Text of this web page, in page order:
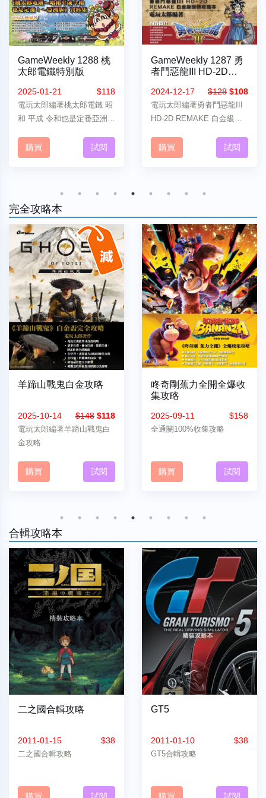
GameWeekly 1288 桃
太郎電鐵特別版
2025-01-21 $118
電玩太郎編著桃太郎電鐵 昭
和 平成 令和也是定番亞洲版
購買 試閱
GameWeekly 1287 勇
者鬥惡龍III HD-2D
2024-12-17 $128 $108
電玩太郎編著勇者鬥惡龍III
HD-2D REMAKE 白金級攻
購買 試閱
完全攻略本
羊蹄山戰鬼白金攻略
2025-10-14 $148 $118
電玩太郎編著羊蹄山戰鬼白
金攻略
購買 試閱
咚奇剛蕉力全開全爆收
集攻略
2025-09-11 $158
全通關100%收集攻略
購買 試閱
合輯攻略本
二之國合輯攻略
2011-01-15 $38
二之國合輯攻略
購買 試閱
GT5
2011-01-10 $38
GT5合輯攻略
購買 試閱